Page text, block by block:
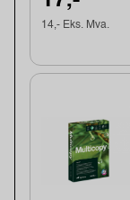
14,- Eks. Mva.